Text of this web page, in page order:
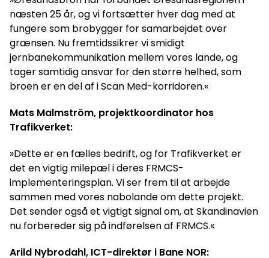
næsten 25 år, og vi fortsætter hver dag med at
fungere som brobygger for samarbejdet over
grænsen. Nu fremtidssikrer vi smidigt
jernbanekommunikation mellem vores lande, og
tager samtidig ansvar for den større helhed, som
broen er en del af i Scan Med-korridoren.«
Mats Malmström, projektkoordinator hos
Trafikverket:
»Dette er en fælles bedrift, og for Trafikverket er
det en vigtig milepæl i deres FRMCS-
implementeringsplan. Vi ser frem til at arbejde
sammen med vores nabolande om dette projekt.
Det sender også et vigtigt signal om, at Skandinavien
nu forbereder sig på indførelsen af FRMCS.«
Arild Nybrodahl, ICT-direktør i Bane NOR: